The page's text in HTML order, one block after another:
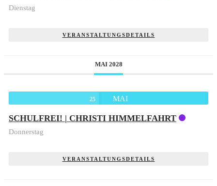
Dienstag
VERANSTALTUNGSDETAILS
MAI 2028
25 MAI
SCHULFREI! | CHRISTI HIMMELFAHRT
Donnerstag
VERANSTALTUNGSDETAILS